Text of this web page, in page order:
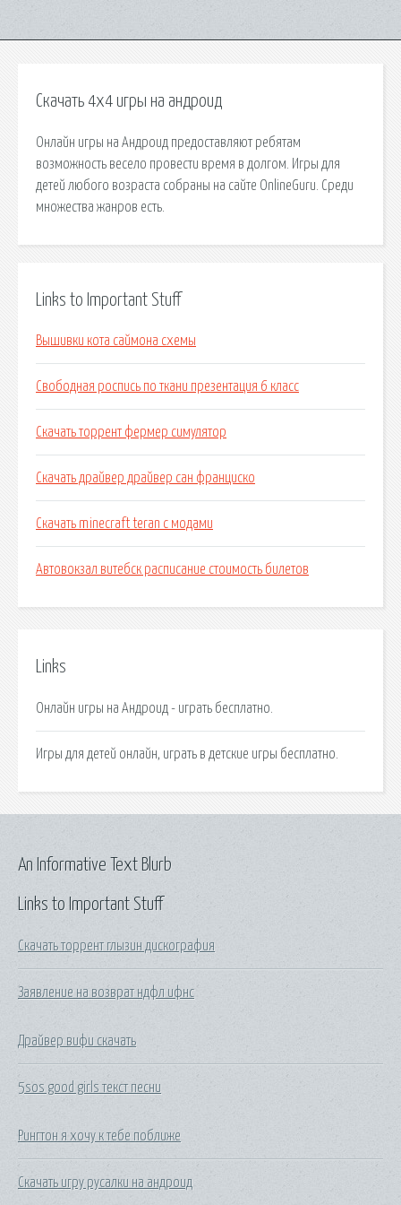
Скачать 4x4 игры на андроид
Онлайн игры на Андроид предоставляют ребятам
возможность весело провести время в долгом. Игры для
детей любого возраста собраны на сайте OnlineGuru. Среди
множества жанров есть.
Links to Important Stuff
Вышивки кота саймона схемы
Свободная роспись по ткани презентация 6 класс
Скачать торрент фермер симулятор
Скачать драйвер драйвер сан франциско
Скачать minecraft teran с модами
Автовокзал витебск расписание стоимость билетов
Links
Онлайн игры на Андроид - играть бесплатно.
Игры для детей онлайн, играть в детские игры бесплатно.
Links to Important Stuff
Скачать торрент глызин дискография
Заявление на возврат ндфл ифнс
Драйвер вифи скачать
5sos good girls текст песни
Рингтон я хочу к тебе поближе
Скачать игру русалки на андроид
An Informative Text Blurb